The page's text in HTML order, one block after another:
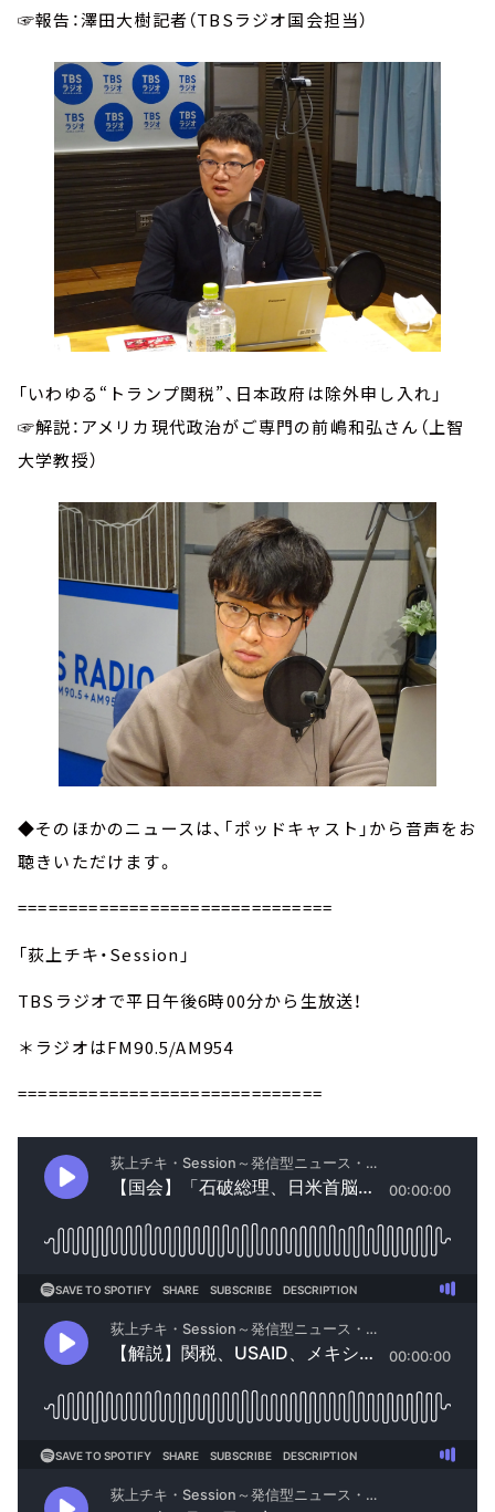
☞報告：澤田大樹記者（TBSラジオ国会担当）
「いわゆる“トランプ関税”、日本政府は除外申し入れ」
☞解説：アメリカ現代政治がご専門の前嶋和弘さん（上智
大学教授）
◆そのほかのニュースは、「ポッドキャスト」から音声をお
聴きいただけます。
===============================
「荻上チキ・Session」
TBSラジオで平日午後6時00分から生放送！
＊ラジオはFM90.5/AM954
==============================